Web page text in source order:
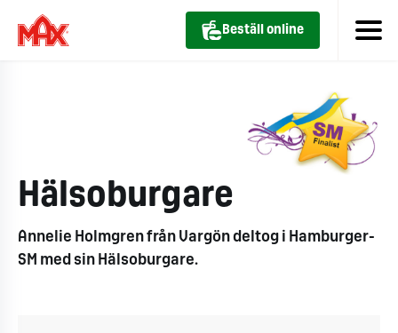
Beställ online
Hälsoburgare
Annelie Holmgren från Vargön deltog i Hamburger-
SM med sin Hälsoburgare.